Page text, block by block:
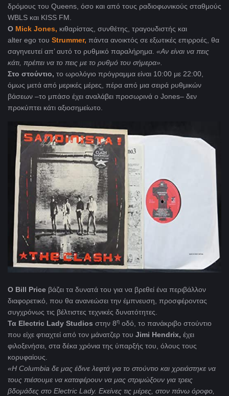
δρόμους του Queens, όσο και από τους ραδιοφωνικούς σταθμούς
WBLS και KISS FM.
O Mick Jones, κιθαρίστας, συνθέτης, τραγουδιστής και
alter ego του Strummer, πάντα ανοικτός σε εξωτικές επιρροές, θα
σαγηνευτεί απ’ αυτό το ρυθμικό παραλήρημα. «Αν είναι να πεις
κάτι, πρέπει να το πεις με το ρυθμό του σήμερα».
Στο στούντιο, το ωρολόγιο πρόγραμμα είναι 10:00 με 22:00,
όμως μετά από μερικές μέρες, πέρα από μια σειρά ρυθμικών
βάσεων –το μπάσο έχει αναλάβει προσωρινά ο Jones– δεν
προκύπτει κάτι αξιοσημείωτο.
Ο Bill Price βάζει τα δυνατά του για να βρεθεί ένα περιβάλλον
διαφορετικό, που θα ανανεώσει την έμπνευση, προσφέροντας
συγχρόνως τις βέλτιστες τεχνικές δυνατότητες.
Τα Electric Lady Studios στην 8η οδό, το πανάκριβο στούντιο
που είχε φτιαχτεί από τον μάνατζερ του Jimi Hendrix, έχει
φιλοξενήσει, στα δέκα χρόνια της ύπαρξής του, όλους τους
κορυφαίους.
«Η Columbia δε μας έδινε λεφτά για το στούντιο και χρειάστηκε να
τους πιέσουμε να καταφέρουν να μας στριμώξουν για τρεις
βδομάδες στο Electric Lady. Εκείνες τις μέρες, στον πάνω όροφο,